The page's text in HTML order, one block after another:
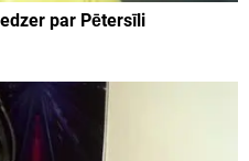
par Pētersīli